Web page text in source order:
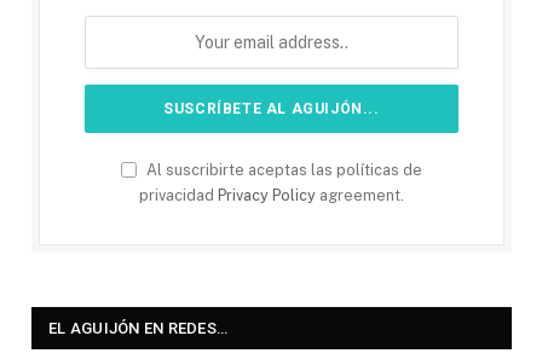
Al suscribirte aceptas las políticas de
privacidad Privacy Policy agreement.
EL AGUIJÓN EN REDES…